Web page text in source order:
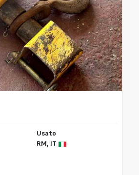
Usato
RM, IT